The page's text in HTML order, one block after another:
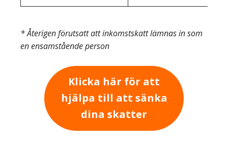
* Återigen förutsatt att inkomstskatt lämnas in som
en ensamstående person
Klicka här för att
hjälpa till att sänka
dina skatter